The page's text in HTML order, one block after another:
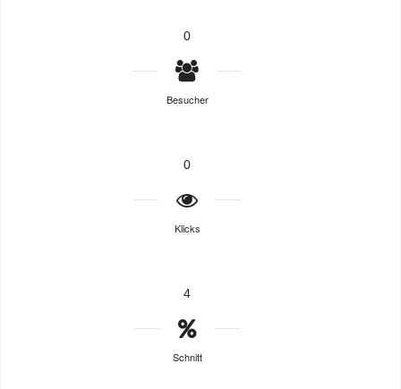
0
Besucher
0
Klicks
4
Schnitt